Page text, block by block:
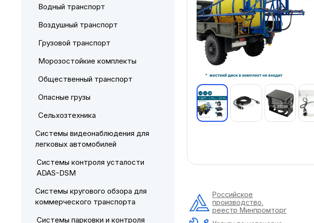
Российское
производство,
реестр Минпромторг
Водный транспорт
Воздушный транспорт
Грузовой транспорт
Морозостойкие комплекты
Общественный транспорт
Опасные грузы
Сельхозтехника
Системы видеонаблюдения для
легковых автомобилей
Системы контроля усталости
ADAS-DSM
Системы кругового обзора для
коммерческого транспорта
Системы парковки и контроля